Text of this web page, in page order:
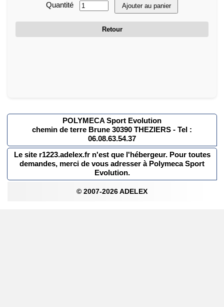
Quantité Ajouter au panier
Retour
POLYMECA Sport Evolution
chemin de terre Brune 30390 THEZIERS - Tel :
06.08.63.54.37
Le site r1223.adelex.fr n'est que l'hébergeur. Pour toutes
demandes, merci de vous adresser à Polymeca Sport
Evolution.
© 2007-2026 ADELEX